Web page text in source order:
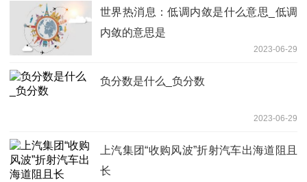
世界热消息：低调内敛是什么意思_低调
内敛的意思是
2023-06-29
负分数是什么_负分数
2023-06-29
上汽集团“收购风波”折射汽车出海道阻且
长